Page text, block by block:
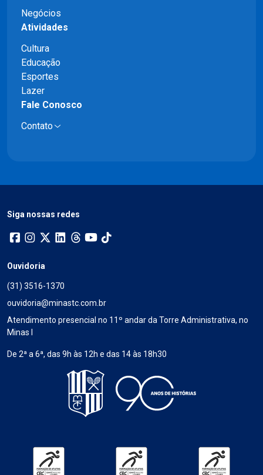
Negócios
Atividades
Cultura
Educação
Esportes
Lazer
Fale Conosco
Contato
Siga nossas redes
Ouvidoria
(31) 3516-1370
ouvidoria@minastc.com.br
Atendimento presencial no 11º andar da Torre Administrativa, no
Minas I
De 2ª a 6ª, das 9h às 12h e das 14 às 18h30